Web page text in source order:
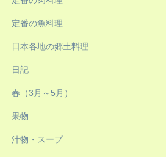
定番の魚料理
日本各地の郷土料理
日記
春（3月～5月）
果物
汁物・スープ